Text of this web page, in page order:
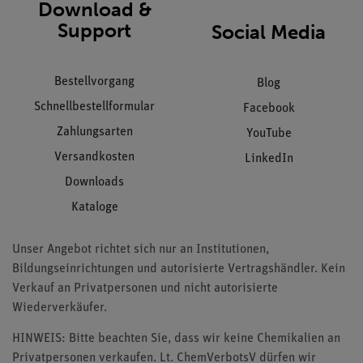
Download &
Support
Bestellvorgang
Schnellbestellformular
Zahlungsarten
Versandkosten
Downloads
Kataloge
Social Media
Blog
Facebook
YouTube
LinkedIn
Unser Angebot richtet sich nur an Institutionen,
Bildungseinrichtungen und autorisierte Vertragshändler. Kein
Verkauf an Privatpersonen und nicht autorisierte
Wiederverkäufer.
HINWEIS: Bitte beachten Sie, dass wir keine Chemikalien an
Privatpersonen verkaufen. Lt. ChemVerbotsV dürfen wir